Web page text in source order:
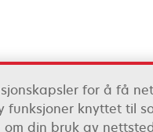
for å få
funksjoner knyttet til
din bruk av